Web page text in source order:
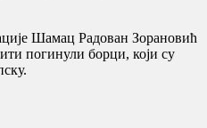
Шамац Радован Зорановић
погинули борци, који су